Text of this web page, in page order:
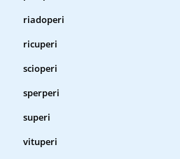
riadoperi
ricuperi
scioperi
sperperi
superi
vituperi